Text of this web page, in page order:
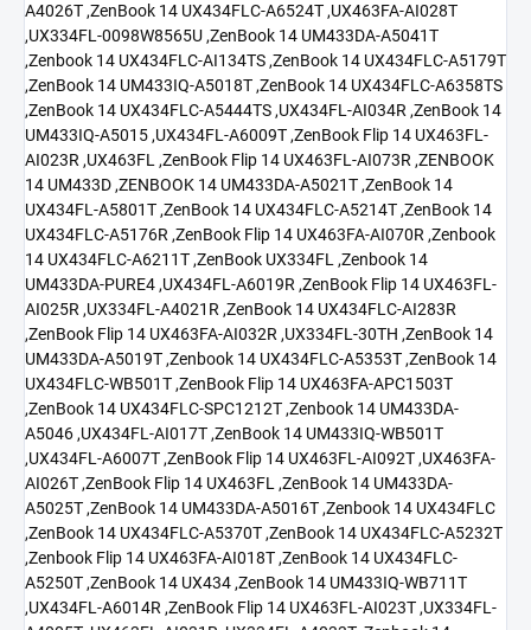
A4026T ,ZenBook 14 UX434FLC-A6524T ,UX463FA-AI028T
,UX334FL-0098W8565U ,ZenBook 14 UM433DA-A5041T
,Zenbook 14 UX434FLC-AI134TS ,ZenBook 14 UX434FLC-A5179T
,ZenBook 14 UM433IQ-A5018T ,ZenBook 14 UX434FLC-A6358TS
,ZenBook 14 UX434FLC-A5444TS ,UX434FL-AI034R ,ZenBook 14
UM433IQ-A5015 ,UX434FL-A6009T ,ZenBook Flip 14 UX463FL-
AI023R ,UX463FL ,ZenBook Flip 14 UX463FL-AI073R ,ZENBOOK
14 UM433D ,ZENBOOK 14 UM433DA-A5021T ,ZenBook 14
UX434FL-A5801T ,ZenBook 14 UX434FLC-A5214T ,ZenBook 14
UX434FLC-A5176R ,ZenBook Flip 14 UX463FA-AI070R ,Zenbook
14 UX434FLC-A6211T ,ZenBook UX334FL ,Zenbook 14
UM433DA-PURE4 ,UX434FL-A6019R ,ZenBook Flip 14 UX463FL-
AI025R ,UX334FL-A4021R ,ZenBook 14 UX434FLC-AI283R
,ZenBook Flip 14 UX463FA-AI032R ,UX334FL-30TH ,ZenBook 14
UM433DA-A5019T ,Zenbook 14 UX434FLC-A5353T ,ZenBook 14
UX434FLC-WB501T ,ZenBook Flip 14 UX463FA-APC1503T
,ZenBook 14 UX434FLC-SPC1212T ,Zenbook 14 UM433DA-
A5046 ,UX434FL-AI017T ,ZenBook 14 UM433IQ-WB501T
,UX434FL-A6007T ,ZenBook Flip 14 UX463FL-AI092T ,UX463FA-
AI026T ,ZenBook Flip 14 UX463FL ,ZenBook 14 UM433DA-
A5025T ,ZenBook 14 UM433DA-A5016T ,Zenbook 14 UX434FLC
,ZenBook 14 UX434FLC-A5370T ,ZenBook 14 UX434FLC-A5232T
,Zenbook Flip 14 UX463FA-AI018T ,ZenBook 14 UX434FLC-
A5250T ,ZenBook 14 UX434 ,ZenBook 14 UM433IQ-WB711T
,UX434FL-A6014R ,ZenBook Flip 14 UX463FL-AI023T ,UX334FL-